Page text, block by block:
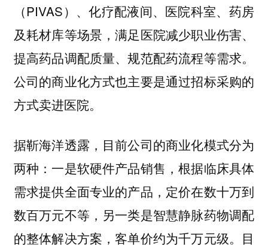
（PIVAS）、化疗配液间、医院科室、药房
及耗材库等场景，满足医院减少职业伤害、
提高药品调配质量、规范配药流程等需求。
公司的商业化方式也主要是通过招标采购的
方式卖进医院。
据靳海洋透露，目前公司的商业化模式分为
两种：一是软硬件产品销售，根据临床具体
需求提供全面专业的产品，定价在数十万到
数百万元不等，另一类是智慧静脉药物调配
的整体解决方案，客单价约为千万元级。目